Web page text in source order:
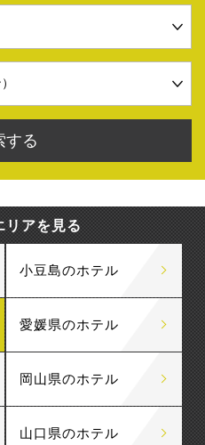
リアを見る
小豆島のホテル
愛媛県のホテル
岡山県のホテル
山口県のホテル